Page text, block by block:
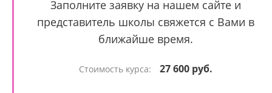
Заполните заявку на нашем сайте и
представитель школы свяжется с Вами в
ближайше время.
Стоимость курса: 27 600 руб.